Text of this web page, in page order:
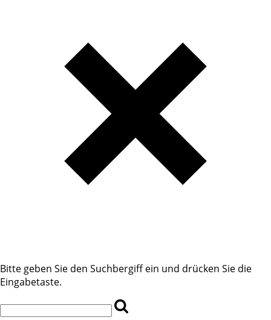
Bitte geben Sie den Suchbergiff ein und drücken Sie die
Eingabetaste.